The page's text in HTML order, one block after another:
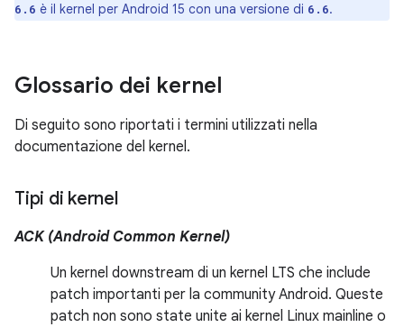
6.6 è il kernel per Android 15 con una versione di 6.6.
Glossario dei kernel
Di seguito sono riportati i termini utilizzati nella
documentazione del kernel.
Tipi di kernel
ACK (Android Common Kernel)
Un kernel downstream di un kernel LTS che include
patch importanti per la community Android. Queste
patch non sono state unite ai kernel Linux mainline o